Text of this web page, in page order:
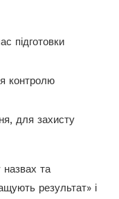
підготовки
контролю
для захисту
назвах та
результат» і